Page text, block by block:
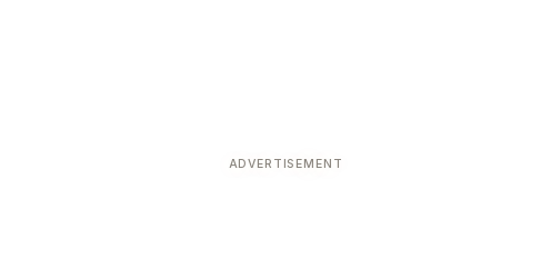
ADVERTISEMENT